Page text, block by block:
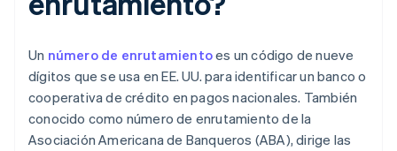
Un número de enrutamientoes un código de nueve
dígitos que se usa en EE. UU. para identificar un banco o
cooperativa de crédito en pagos nacionales. También
conocido como número de enrutamiento de la
Asociación Americana de Banqueros (ABA), dirige las